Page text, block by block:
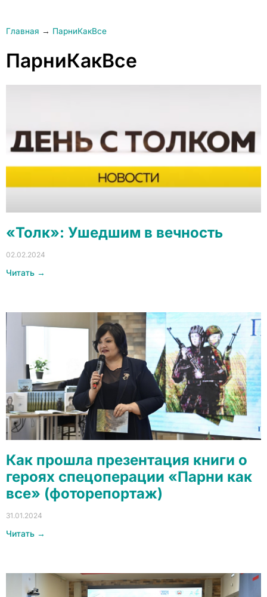
Главная → ПарниКакВсе
ПарниКакВсе
«Толк»: Ушедшим в вечность
02.02.2024
Читать →
Как прошла презентация книги о
героях спецоперации «Парни как
все» (фоторепортаж)
31.01.2024
Читать →